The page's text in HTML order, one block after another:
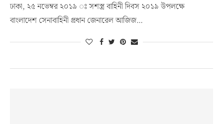
ঢাকা, ২৫ নভেম্বর ২০১৯ ঃ সশস্ত্র বাহিনী দিবস ২০১৯ উপলক্ষে
বাংলাদেশ সেনাবাহিনী প্রধান জেনারেল আজিজ…